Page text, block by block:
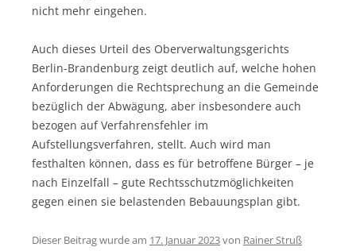
nicht mehr eingehen.
Auch dieses Urteil des Oberverwaltungsgerichts
Berlin-Brandenburg zeigt deutlich auf, welche hohen
Anforderungen die Rechtsprechung an die Gemeinde
bezüglich der Abwägung, aber insbesondere auch
bezogen auf Verfahrensfehler im
Aufstellungsverfahren, stellt. Auch wird man
festhalten können, dass es für betroffene Bürger – je
nach Einzelfall – gute Rechtsschutzmöglichkeiten
gegen einen sie belastenden Bebauungsplan gibt.
Dieser Beitrag wurde am 17. Januar 2023von Rainer Struß